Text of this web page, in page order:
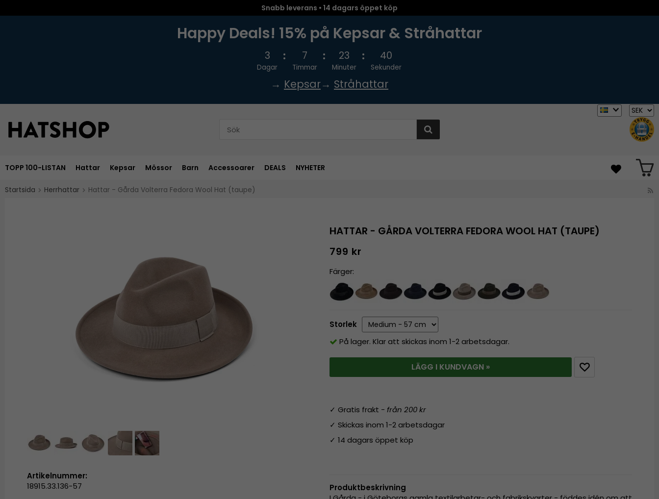
Snabb leverans • 14 dagars öppet köp
Happy Deals! 15% på Kepsar & Stråhattar
3
Dagar
7
Timmar
23
Minuter
39
Sekunder
→ Kepsar→ Stråhattar
TOPP 100-LISTAN Hattar Kepsar Mössor Barn Accessoarer DEALS NYHETER
Startsida Herrhattar Hattar - Gårda Volterra Fedora Wool Hat (taupe)
HATTAR - GÅRDA VOLTERRA FEDORA WOOL HAT (TAUPE)
799 kr
Färger:
Storlek
På lager. Klar att skickas inom 1-2 arbetsdagar.
LÄGG I KUNDVAGN »
✓ Gratis frakt - från 200 kr
✓ Skickas inom 1-2 arbetsdagar
✓ 14 dagars öppet köp
Produktbeskrivning
Artikelnummer:
18915.33.136-57